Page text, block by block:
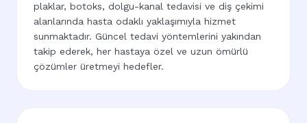
plaklar, botoks, dolgu-kanal tedavisi ve diş çekimi
alanlarında hasta odaklı yaklaşımıyla hizmet
sunmaktadır. Güncel tedavi yöntemlerini yakından
takip ederek, her hastaya özel ve uzun ömürlü
çözümler üretmeyi hedefler.